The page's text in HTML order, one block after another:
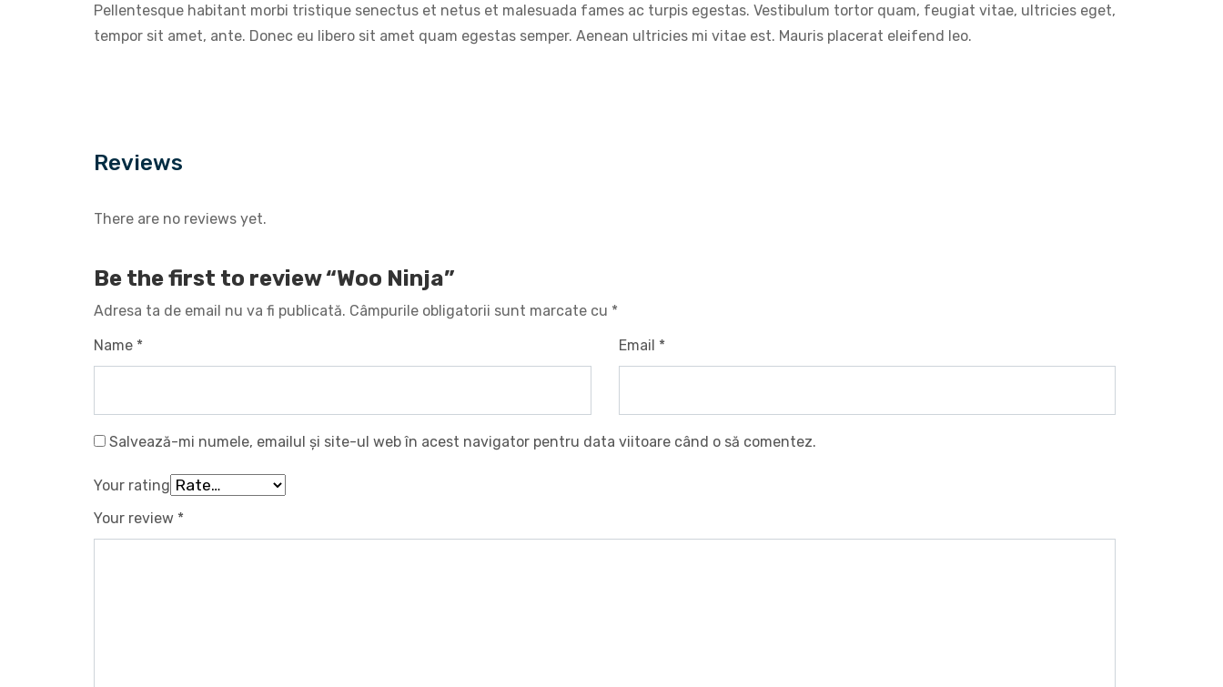
Pellentesque habitant morbi tristique senectus et netus et malesuada fames ac turpis egestas. Vestibulum tortor quam, feugiat vitae, ultricies eget,
tempor sit amet, ante. Donec eu libero sit amet quam egestas semper. Aenean ultricies mi vitae est. Mauris placerat eleifend leo.
Reviews
There are no reviews yet.
Be the first to review “Woo Ninja”
Adresa ta de email nu va fi publicată. Câmpurile obligatorii sunt marcate cu *
Name * Email *
Salvează-mi numele, emailul și site-ul web în acest navigator pentru data viitoare când o să comentez.
Your rating
Your review *